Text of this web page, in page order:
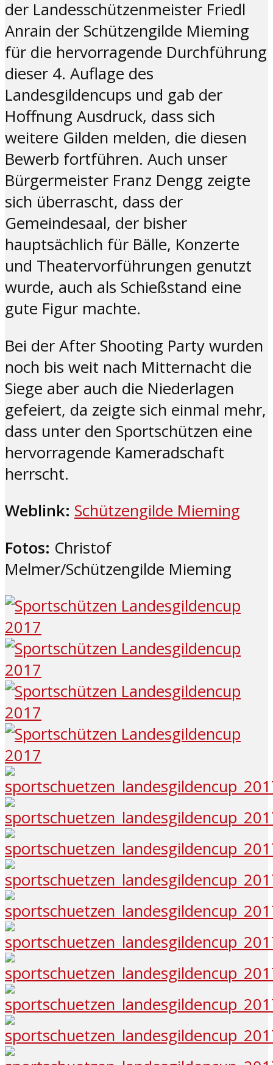
der Landesschützenmeister Friedl
Anrain der Schützengilde Mieming
für die hervorragende Durchführung
dieser 4. Auflage des
Landesgildencups und gab der
Hoffnung Ausdruck, dass sich
weitere Gilden melden, die diesen
Bewerb fortführen. Auch unser
Bürgermeister Franz Dengg zeigte
sich überrascht, dass der
Gemeindesaal, der bisher
hauptsächlich für Bälle, Konzerte
und Theatervorführungen genutzt
wurde, auch als Schießstand eine
gute Figur machte.
Bei der After Shooting Party wurden
noch bis weit nach Mitternacht die
Siege aber auch die Niederlagen
gefeiert, da zeigte sich einmal mehr,
dass unter den Sportschützen eine
hervorragende Kameradschaft
herrscht.
Weblink: Schützengilde Mieming
Fotos: Christof
Melmer/Schützengilde Mieming